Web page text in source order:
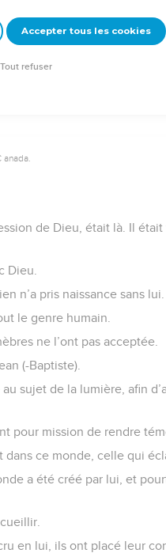
Inc.® Used by permission. All
de Dieu, était là. Il
Dieu.
n’a pris naissance sans lui.
le genre humain.
ne l’ont pas acceptée.
(-Baptiste).
sujet de la lumière, afin
pour mission de rendre
ce monde, celle qui
a été créé par lui, et
en lui, ils ont placé leur
Accepter tous les cookies
Tout refuser